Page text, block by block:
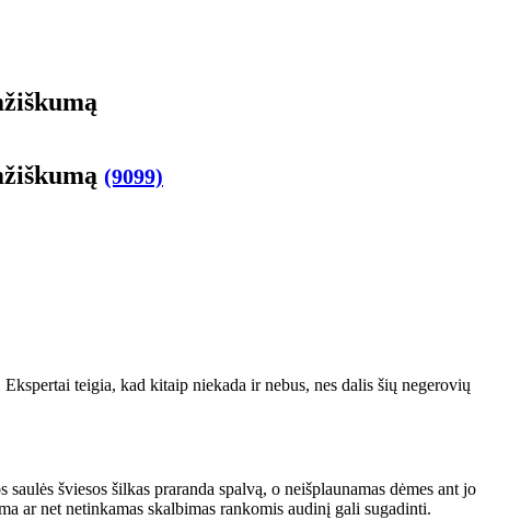
(9099)
teigia, kad kitaip niekada ir nebus, nes dalis šių negerovių
šviesos šilkas praranda spalvą, o neišplaunamas dėmes ant jo
ar net netinkamas skalbimas rankomis audinį gali sugadinti.